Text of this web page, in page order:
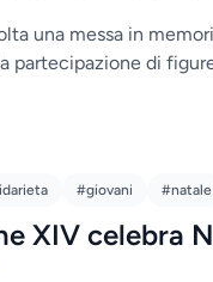
una messa in
partecipazione di
#giovani #natale
XIV celebra